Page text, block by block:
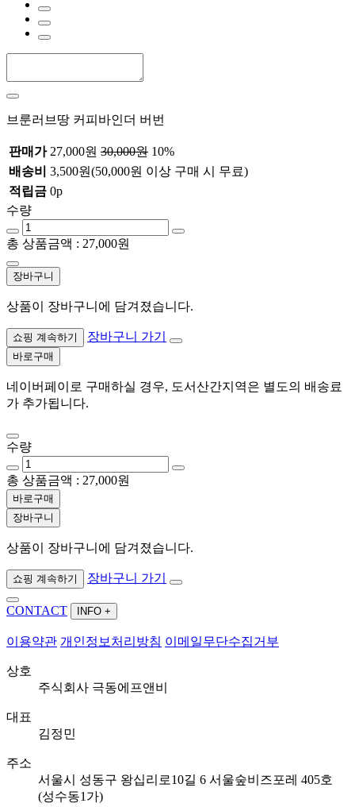
브룬러브땅 커피바인더 버번
판매가 27,000원 30,000원 10%
배송비 3,500원(50,000원 이상 구매 시 무료)
적립금 0p
수량
총 상품금액 : 27,000원
장바구니
상품이 장바구니에 담겨졌습니다.
쇼핑 계속하기 장바구니 가기
바로구매
네이버페이로 구매하실 경우, 도서산간지역은 별도의 배송료
가 추가됩니다.
수량
총 상품금액 : 27,000원
바로구매
장바구니
상품이 장바구니에 담겨졌습니다.
쇼핑 계속하기 장바구니 가기
CONTACT INFO +
이용약관 개인정보처리방침 이메일무단수집거부
상호
주식회사 극동에프앤비
대표
김정민
주소
서울시 성동구 왕십리로10길 6 서울숲비즈포레 405호
(성수동1가)